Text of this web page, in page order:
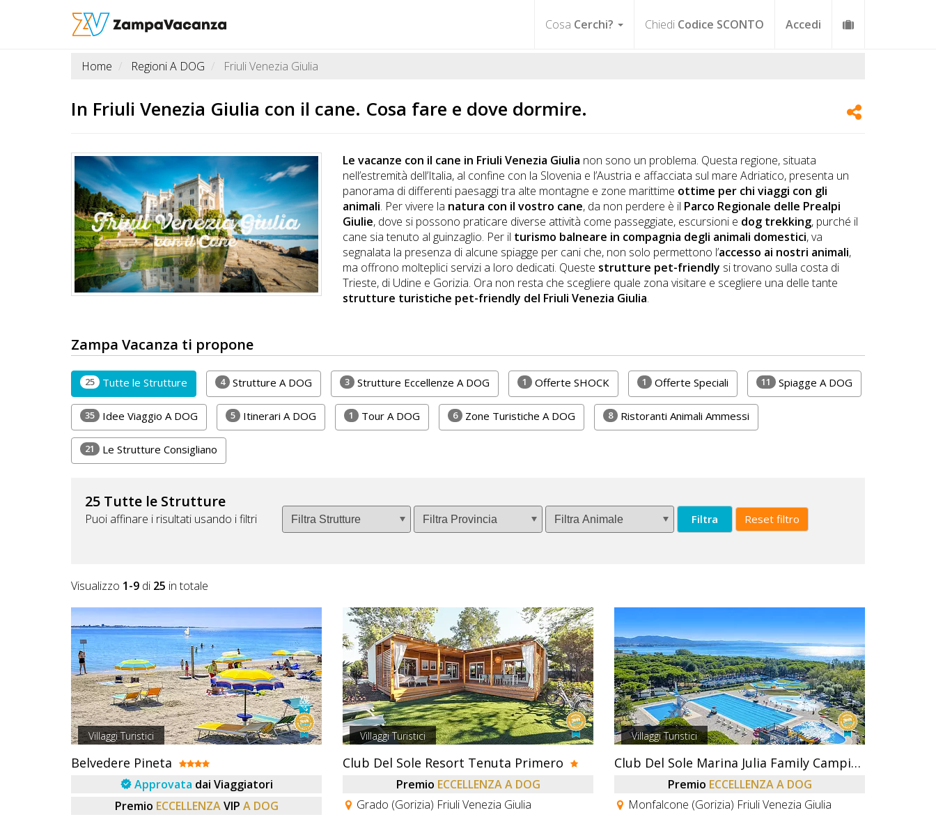
Cosa Cerchi? Chiedi Codice SCONTO Accedi
STRUTTURE
LUOGHI
OFFERTE
CODICE
SCONTO
Tutorial
Lavora
Inserisci
Attività
Home Regioni A DOG Friuli Venezia Giulia
In Friuli Venezia Giulia con il cane. Cosa fare e dove dormire.
Le vacanze con il cane in Friuli Venezia Giulia non sono un problema. Questa regione, situata
nell’estremità dell’Italia, al confine con la Slovenia e l’Austria e affacciata sul mare Adriatico, presenta un
panorama di differenti paesaggi tra alte montagne e zone marittime ottime per chi viaggi con gli
animali. Per vivere la natura con il vostro cane, da non perdere è il Parco Regionale delle Prealpi
Giulie, dove si possono praticare diverse attività come passeggiate, escursioni e dog trekking, purché il
cane sia tenuto al guinzaglio. Per il turismo balneare in compagnia degli animali domestici, va
segnalata la presenza di alcune spiagge per cani che, non solo permettono l’accesso ai nostri animali,
ma offrono molteplici servizi a loro dedicati. Queste strutture pet-friendly si trovano sulla costa di
Trieste, di Udine e Gorizia. Ora non resta che scegliere quale zona visitare e scegliere una delle tante
strutture turistiche pet-friendly del Friuli Venezia Giulia.
Zampa Vacanza ti propone
25 Tutte le Strutture 4 Strutture A DOG 3 Strutture Eccellenze A DOG 1 Offerte SHOCK 1 Offerte Speciali 11 Spiagge A DOG
35 Idee Viaggio A DOG 5 Itinerari A DOG 1 Tour A DOG 6 Zone Turistiche A DOG 8 Ristoranti Animali Ammessi
21 Le Strutture Consigliano
25 Tutte le Strutture
Puoi affinare i risultati usando i filtri Filtra Reset filtro
Visualizzo 1-9 di 25 in totale
Villaggi Turistici
Belvedere Pineta
Approvata dai Viaggiatori
Premio ECCELLENZA VIP A DOG
Villaggi Turistici
Club Del Sole Resort Tenuta Primero
Premio ECCELLENZA A DOG
Grado (Gorizia) Friuli Venezia Giulia
Villaggi Turistici
Club Del Sole Marina Julia Family Camping Village
Premio ECCELLENZA A DOG
Monfalcone (Gorizia) Friuli Venezia Giulia